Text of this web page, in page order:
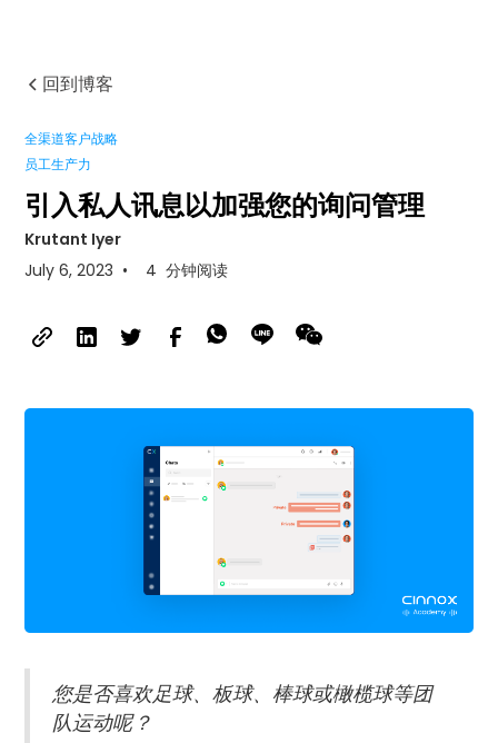
回到博客
全渠道客户战略
员工生产力
引入私人讯息以加强您的询问管理
Krutant Iyer
July 6, 2023 • 4 分钟阅读
您是否喜欢足球、板球、棒球或橄榄球等团
队运动呢？